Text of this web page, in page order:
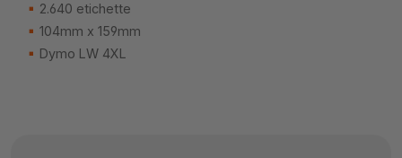
2.640 etichette
104mm x 159mm
Dymo LW 4XL